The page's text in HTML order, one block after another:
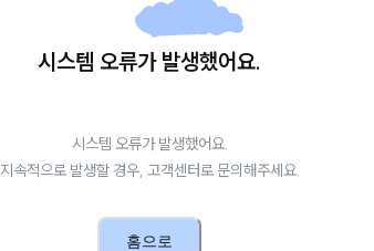
시스템 오류가 발생했어요.
시스템 오류가 발생했어요.
지속적으로 발생할 경우, 고객센터로 문의해주세요.
홈으로